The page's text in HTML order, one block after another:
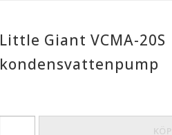
Little Giant VCMA-20S
kondensvattenpump
KÖP